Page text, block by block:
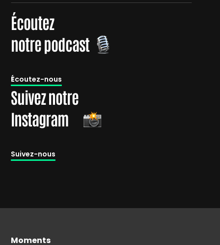
Écoutez
notre podcast
Écoutez-nous
Suivez notre
Instagram
Suivez-nous
Moments